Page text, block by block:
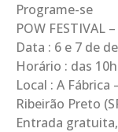
Programe-se
POW FESTIVAL
Data : 6 e 7 de
Horário : das
Local : A Fábrica
Ribeirão Preto
Entrada